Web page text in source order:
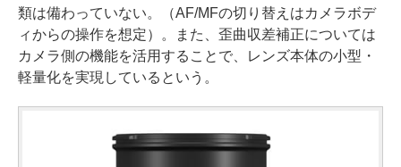
類は備わっていない。（AF/MFの切り替えはカメラボデ
ィからの操作を想定）。また、歪曲収差補正については
カメラ側の機能を活用することで、レンズ本体の小型・
軽量化を実現しているという。